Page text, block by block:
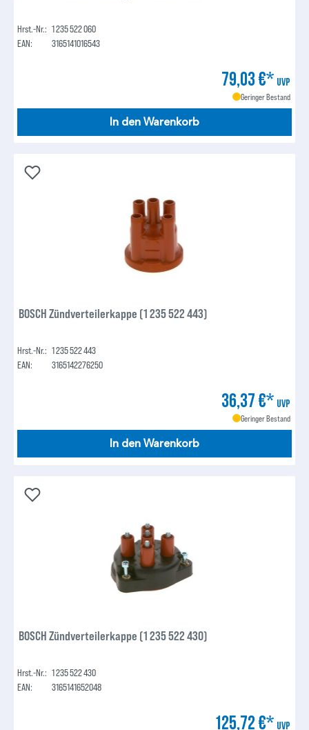
Hrst.-Nr.: 1 235 522 060
EAN:
3165141016543
79,03 €* UVP
Geringer Bestand
In den Warenkorb
BOSCH Zündverteilerkappe (1 235 522 443)
Hrst.-Nr.: 1 235 522 443
EAN:
3165142276250
36,37 €* UVP
Geringer Bestand
In den Warenkorb
BOSCH Zündverteilerkappe (1 235 522 430)
Hrst.-Nr.: 1 235 522 430
EAN:
3165141652048
125,72 €* UVP